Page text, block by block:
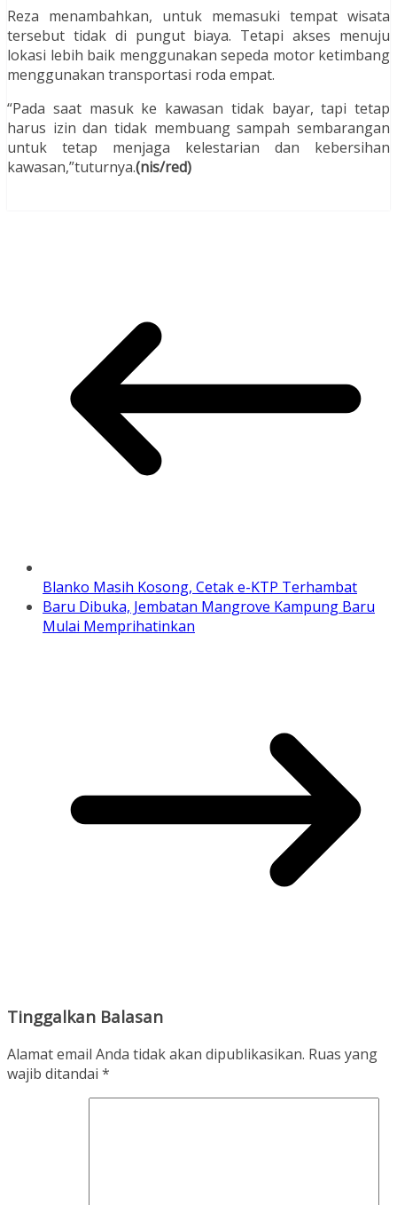
Reza menambahkan, untuk memasuki tempat wisata
tersebut tidak di pungut biaya. Tetapi akses menuju
lokasi lebih baik menggunakan sepeda motor ketimbang
menggunakan transportasi roda empat.
“Pada saat masuk ke kawasan tidak bayar, tapi tetap
harus izin dan tidak membuang sampah sembarangan
untuk tetap menjaga kelestarian dan kebersihan
kawasan,”tuturnya.(nis/red)
Blanko Masih Kosong, Cetak e-KTP Terhambat
Baru Dibuka, Jembatan Mangrove Kampung Baru
Mulai Memprihatinkan
Tinggalkan Balasan
Alamat email Anda tidak akan dipublikasikan. Ruas yang
wajib ditandai *